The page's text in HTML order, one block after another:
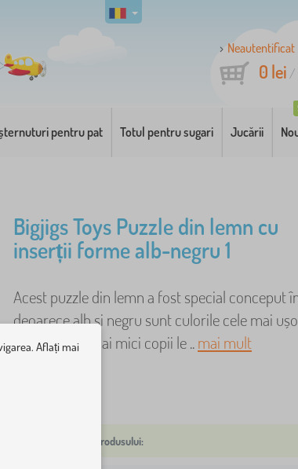
Neautentificat
0 lei /
pentru pat Totul pentru sugari Jucării
Bigjigs Toys Puzzle din lemn cu
inserții forme alb-negru 1
Acest puzzle din lemn a fost special conceput
deoarece alb și negru sunt culorile cele mai
și la care cei mai mici copii le ..mai mult
Aflați mai